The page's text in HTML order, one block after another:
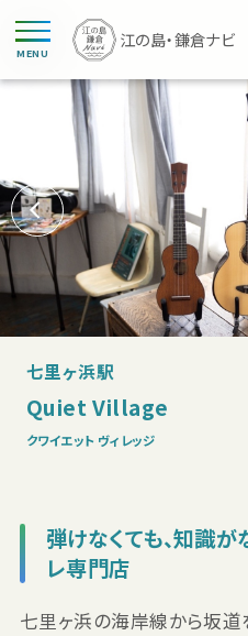
MENU
七里ヶ浜駅
Quiet Village
クワイエット ヴィレッジ
弾けなくても、知識が
レ専門店
七里ヶ浜の海岸線から坂道